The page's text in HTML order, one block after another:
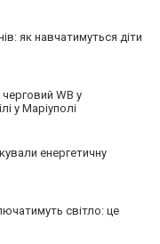
як навчатимуться діти
WB у
у Маріуполі
енергетичну
світло: це